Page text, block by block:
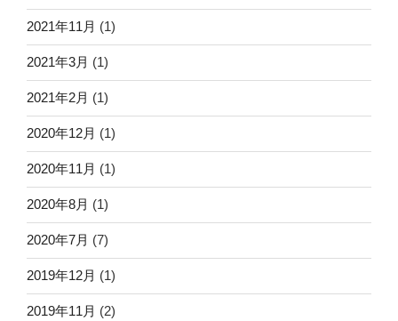
2021年11月 (1)
2021年3月 (1)
2021年2月 (1)
2020年12月 (1)
2020年11月 (1)
2020年8月 (1)
2020年7月 (7)
2019年12月 (1)
2019年11月 (2)